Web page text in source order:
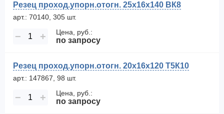
Резец проход.упорн.отогн. 25х16х140 ВК8
арт.: 70140, 305 шт.
− + Цена, руб.:
по запросу
Резец проход.упорн.отогн. 20х16х120 Т5К10
арт.: 147867, 98 шт.
− + Цена, руб.:
по запросу